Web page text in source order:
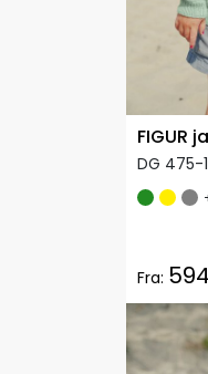
FIGUR
DG 475-
Fra: